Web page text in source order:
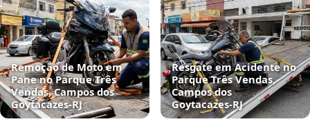
Remoção de Moto em
Pane no Parque Três
Vendas, Campos dos
Goytacazes‑RJ
Resgate em Acidente no
Parque Três Vendas,
Campos dos
Goytacazes‑RJ